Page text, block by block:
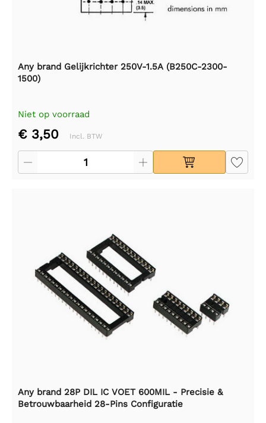
Any brand Gelijkrichter 250V-1.5A (B250C-2300-
1500)
Niet op voorraad
€ 3,50 Incl. BTW
Any brand 28P DIL IC VOET 600MIL - Precisie &
Betrouwbaarheid 28-Pins Configuratie